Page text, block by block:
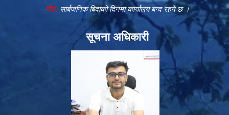
नोट:सार्बजनिक बिदाको दिनमा कार्यालय बन्द रहने छ ।
सूचना अधिकारी